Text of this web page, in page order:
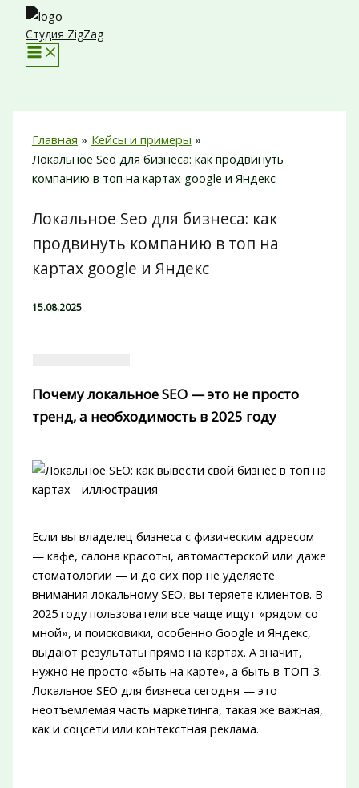
Перейти
содержимому
Студия ZigZag
Главная
Кейсы и примеры
Локальное Seo для бизнеса: как продвинуть
компанию в топ на картах google и Яндекс
Локальное Seo для бизнеса: как
продвинуть компанию в топ на
картах google и Яндекс
15.08.2025
Почему локальное SEO — это не просто
тренд, а необходимость в 2025 году
Если вы владелец бизнеса с физическим адресом
— кафе, салона красоты, автомастерской или даже
стоматологии — и до сих пор не уделяете
внимания локальному SEO, вы теряете клиентов. В
2025 году пользователи все чаще ищут «рядом со
мной», и поисковики, особенно Google и Яндекс,
выдают результаты прямо на картах. А значит,
нужно не просто «быть на карте», а быть в ТОП-3.
Локальное SEO для бизнеса сегодня — это
неотъемлемая часть маркетинга, такая же важная,
как и соцсети или контекстная реклама.